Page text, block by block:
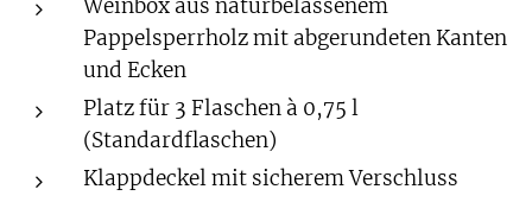
Weinbox aus naturbelassenem
Pappelsperrholz mit abgerundeten Kanten
und Ecken
Platz für 3 Flaschen à 0,75 l
(Standardflaschen)
Klappdeckel mit sicherem Verschluss